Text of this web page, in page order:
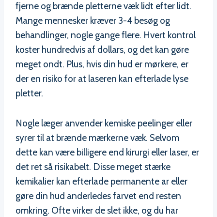
fjerne og brænde pletterne væk lidt efter lidt.
Mange mennesker kræver 3-4 besøg og
behandlinger, nogle gange flere. Hvert kontrol
koster hundredvis af dollars, og det kan gøre
meget ondt. Plus, hvis din hud er mørkere, er
der en risiko for at laseren kan efterlade lyse
pletter.
Nogle læger anvender kemiske peelinger eller
syrer til at brænde mærkerne væk. Selvom
dette kan være billigere end kirurgi eller laser, er
det ret så risikabelt. Disse meget stærke
kemikalier kan efterlade permanente ar eller
gøre din hud anderledes farvet end resten
omkring. Ofte virker de slet ikke, og du har